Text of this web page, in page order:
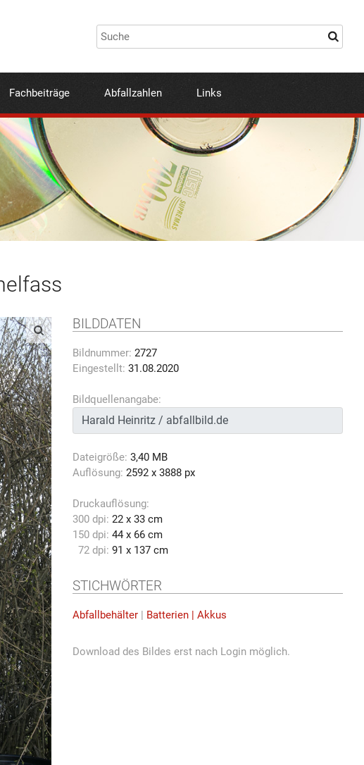
Fachbeiträge Abfallzahlen Links
BILDDATEN
Bildnummer: 2727
Eingestellt: 31.08.2020
Bildquellenangabe:
Dateigröße: 3,40 MB
Auflösung: 2592 x 3888 px
Druckauflösung:
300 dpi: 22 x 33 cm
150 dpi: 44 x 66 cm
72 dpi: 91 x 137 cm
STICHWÖRTER
Abfallbehälter | Batterien | Akkus
Download des Bildes erst nach Login möglich.